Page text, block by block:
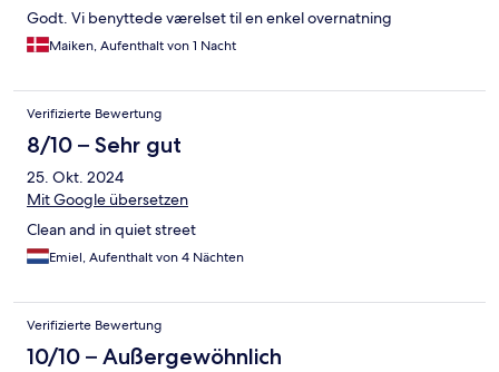
Godt. Vi benyttede værelset til en enkel overnatning
Maiken, Aufenthalt von 1 Nacht
Verifizierte Bewertung
8/10 – Sehr gut
25. Okt. 2024
Mit Google übersetzen
Clean and in quiet street
Emiel, Aufenthalt von 4 Nächten
Verifizierte Bewertung
10/10 – Außergewöhnlich